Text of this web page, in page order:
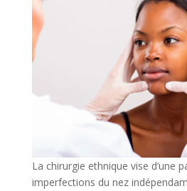
La chirurgie ethnique vise d’une
imperfections du nez